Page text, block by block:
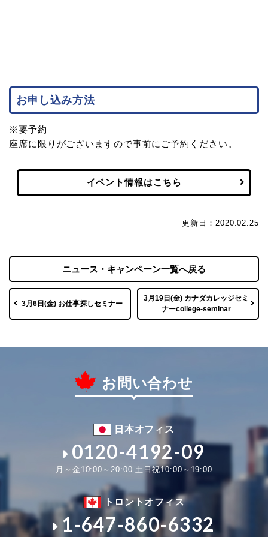
お申し込み方法
※要予約
座席に限りがございますので事前にご予約ください。
イベント情報はこちら
更新日：2020.02.25
3月6日(金) お仕事探しセミナー
ニュース・キャンペーン一覧へ戻る
3月19日(金) カナダカレッジセミ
ナーcollege-seminar
お問い合わせ
日本オフィス
0120-4192-09
月～金10:00～20:00 土日祝10:00～19:00
トロントオフィス
1-647-860-6332